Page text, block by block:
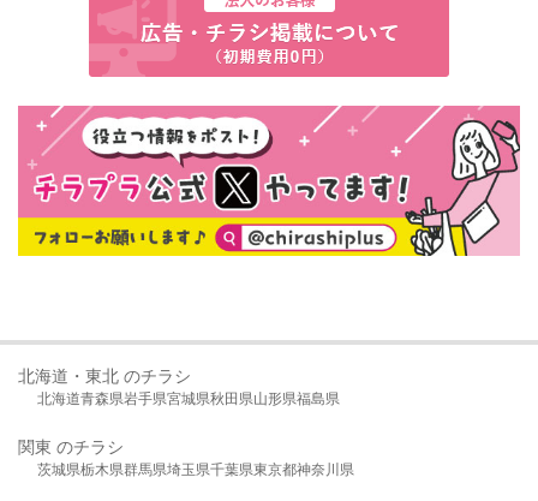
北海道・東北 のチラシ
北海道青森県岩手県宮城県秋田県山形県福島県
関東 のチラシ
茨城県栃木県群馬県埼玉県千葉県東京都神奈川県